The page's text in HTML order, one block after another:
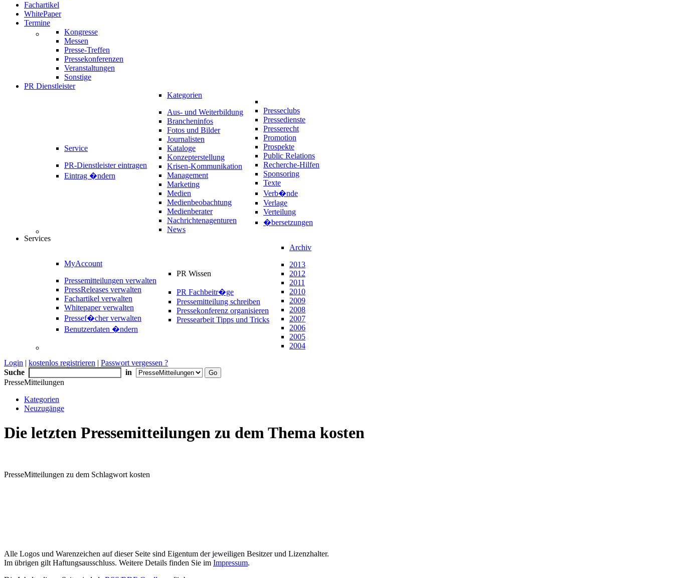
Fachartikel
WhitePaper
Termine
Kongresse
Messen
Presse-Treffen
Pressekonferenzen
Veranstaltungen
Sonstige
PR Dienstleister
Service
PR-Dienstleister eintragen
Eintrag �ndern
Kategorien
Aus- und Weiterbildung
Brancheninfos
Fotos und Bilder
Journalisten
Kataloge
Konzepterstellung
Krisen-Kommunikation
Management
Marketing
Medien
Medienbeobachtung
Medienberater
Nachrichtenagenturen
News
Presseclubs
Pressedienste
Presserecht
Promotion
Prospekte
Public Relations
Recherche-Hilfen
Sponsoring
Texte
Verb�nde
Verlage
Verteilung
�bersetzungen
Services
MyAccount
Pressemitteilungen verwalten
PressReleases verwalten
Fachartikel verwalten
Whitepaper verwalten
Pressef�cher verwalten
Benutzerdaten �ndern
PR Wissen
PR Fachbeitr�ge
Pressemitteilung schreiben
Pressekonferenz organisieren
Pressearbeit Tipps und Tricks
Archiv
2013
2012
2011
2010
2009
2008
2007
2006
2005
2004
Login | kostenlos registrieren | Passwort vergessen ?
Suche
in
PresseMitteilungen
Kategorien
Neuzugänge
Die letzten Pressemitteilungen zu dem Thema kosten
PresseMitteilungen zu dem Schlagwort kosten
Alle Logos und Warenzeichen auf dieser Seite sind Eigentum der jeweiligen Besitzer und Lizenzhalter.
Im übrigen gilt Haftungsausschluss. Weitere Details finden Sie im Impressum.